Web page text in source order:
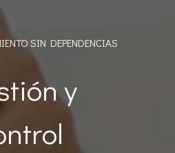
SIN DEPENDENCIAS
y